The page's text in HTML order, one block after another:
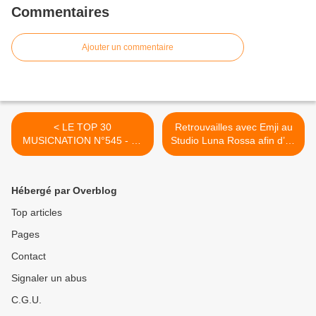
Commentaires
Ajouter un commentaire
< LE TOP 30
MUSICNATION N°545 - 23
NOVEMBRE 2025
Retrouvailles avec Emji au
Studio Luna Rossa afin d’en
apprendre plus sur «
Hébergé par Overblog
Top articles
Pages
Contact
Signaler un abus
C.G.U.